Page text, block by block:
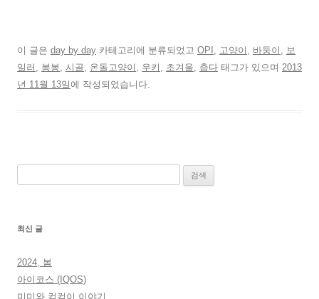
이 글은 day by day 카테고리에 분류되었고 OPI 고양이 바둥이
보
일러
봉봉 시골 온돌고양이 우키 초겨울 춥다 태그가 있으며 2013
년 11월 13일에 작성되었습니다.
색:
최신 글
2024, 봄
아이코스 (IQOS)
미미와 컴컴이 이야기